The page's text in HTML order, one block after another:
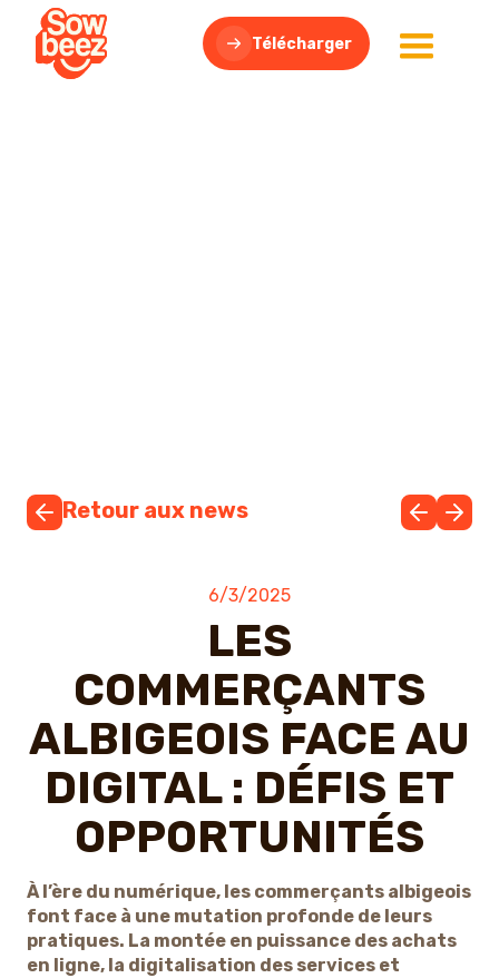
Télécharger
Retour aux news
6/3/2025
LES
COMMERÇANTS
ALBIGEOIS FACE AU
DIGITAL : DÉFIS ET
OPPORTUNITÉS
À l’ère du numérique, les commerçants albigeois
font face à une mutation profonde de leurs
pratiques. La montée en puissance des achats
en ligne, la digitalisation des services et